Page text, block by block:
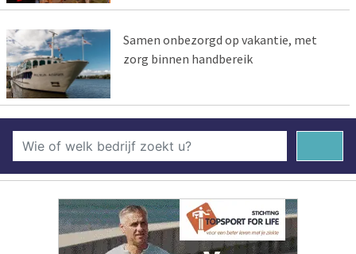
Samen onbezorgd op vakantie, met
zorg binnen handbereik